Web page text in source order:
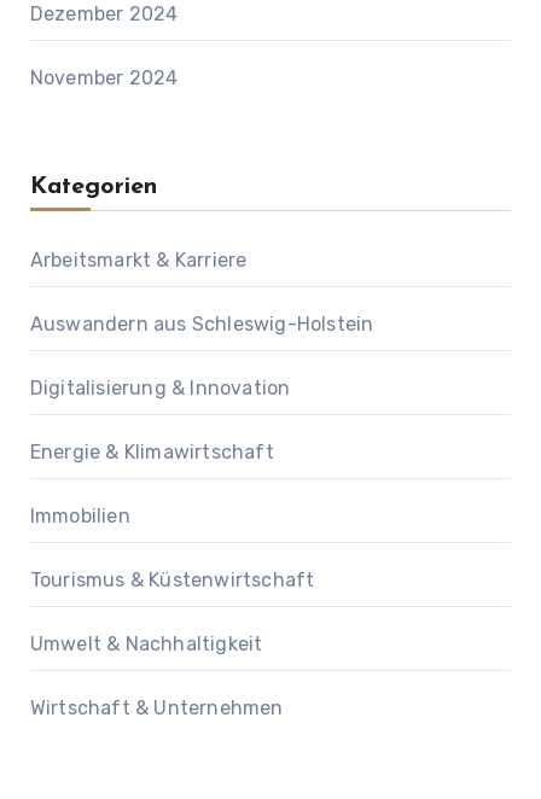
Dezember 2024
November 2024
Kategorien
Arbeitsmarkt & Karriere
Auswandern aus Schleswig-Holstein
Digitalisierung & Innovation
Energie & Klimawirtschaft
Immobilien
Tourismus & Küstenwirtschaft
Umwelt & Nachhaltigkeit
Wirtschaft & Unternehmen